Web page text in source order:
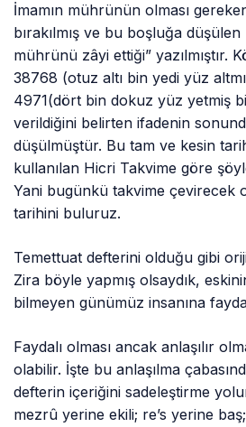
İmamın mührünün olması
bırakılmış ve bu boşluğa düşülen
mührünü zâyi ettiği” yazılmıştır.
38768 (otuz altı bin yedi yüz
4971(dört bin dokuz yüz yetmiş
verildiğini belirten ifadenin
düşülmüştür. Bu tam ve kesin
kullanılan Hicri Takvime göre
Yani bugünkü takvime çevirecek
tarihini buluruz.
Temettuat defterini olduğu gibi
Zira böyle yapmış olsaydık,
bilmeyen günümüz insanına
Faydalı olması ancak anlaşılır
olabilir. İşte bu anlaşılma
defterin içeriğini sadeleştirme
mezrû yerine ekili; re’s yerine